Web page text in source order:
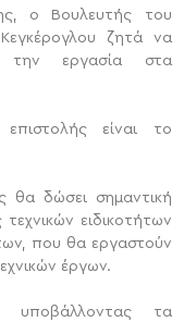
ο Βουλευτής του
ζητά να
την εργασία στα
είναι το
δώσει σημαντική
ειδικοτήτων
που θα εργαστούν
έργων.
υποβάλλοντας τα